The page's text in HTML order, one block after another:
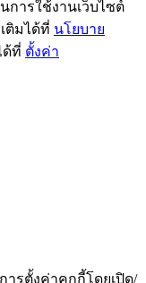
การใช้งานเว็บไซต์
ติมได้ที่ นโยบาย
ด้ที่ ตั้งค่า
รตั้งค่าคุกกี้โดยเปิด/